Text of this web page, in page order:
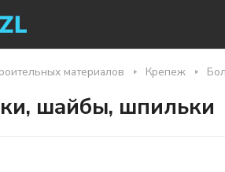
материалов Крепеж
шайбы, шпильки